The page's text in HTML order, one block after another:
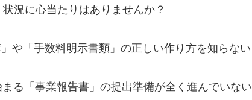
況に心当たりはありませんか？
や「手数料明示書類」の正しい作り方を知らない
る「事業報告書」の提出準備が全く進んでいない